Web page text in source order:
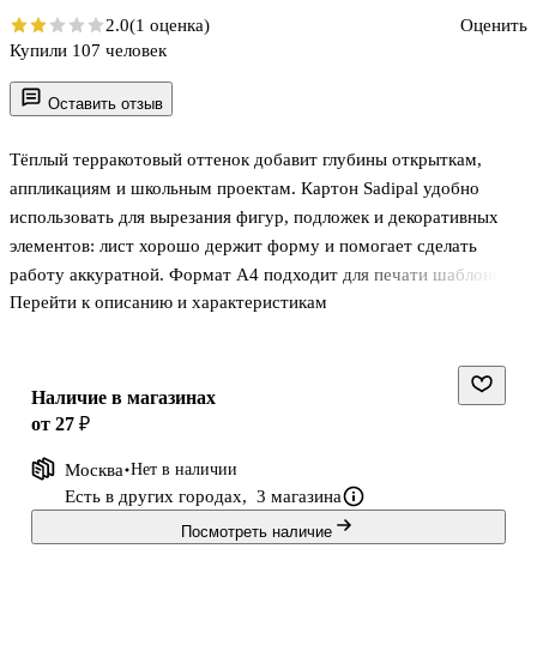
Оставить отзыв
Тёплый терракотовый оттенок добавит глубины открыткам,
аппликациям и школьным проектам. Картон Sadipal удобно
использовать для вырезания фигур, подложек и декоративных
элементов: лист хорошо держит форму и помогает сделать
работу аккуратной. Формат А4 подходит для печати шаблонов и
хранения в папке. Терракотовый картон А4 пригодится для
Перейти к описанию и характеристикам
2.0(1 оценка)
Оценить
Купили 107 человек
Наличие в магазинах
от 27 ₽
Москва Нет в наличии
Есть в других городах, 3 магазина
Посмотреть наличие